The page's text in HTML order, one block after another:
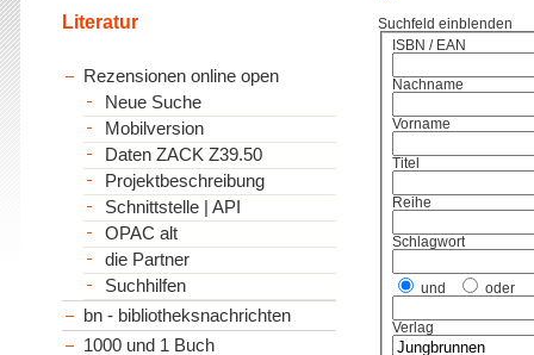
Suchfeld einblenden
ISBN / EAN
Nachname
Vorname
Titel
Reihe
Schlagwort
und oder
Verlag
Literatur
Rezensionen online open
Neue Suche
Mobilversion
Daten ZACK Z39.50
Projektbeschreibung
Schnittstelle | API
OPAC alt
die Partner
Suchhilfen
bn - bibliotheksnachrichten
1000 und 1 Buch